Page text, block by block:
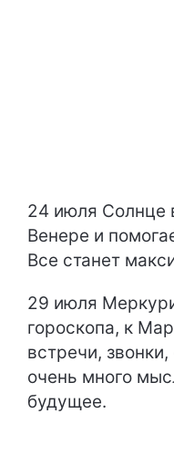
24 июля Солнце
Венере и
Все станет
29 июля
гороскопа, к
встречи,
очень много
будущее.